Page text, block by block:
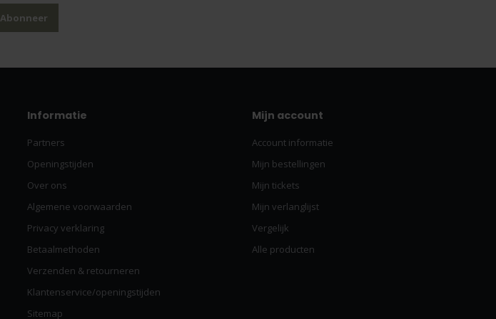
Abonneer
Informatie
Partners
Openingstijden
Over ons
Algemene voorwaarden
Privacy verklaring
Betaalmethoden
Verzenden & retourneren
Klantenservice/openingstijden
Sitemap
Mijn account
Account informatie
Mijn bestellingen
Mijn tickets
Mijn verlanglijst
Vergelijk
Alle producten